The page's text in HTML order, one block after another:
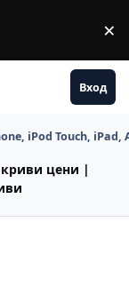
×
Вход
iPod Touch, iPad,
цени |